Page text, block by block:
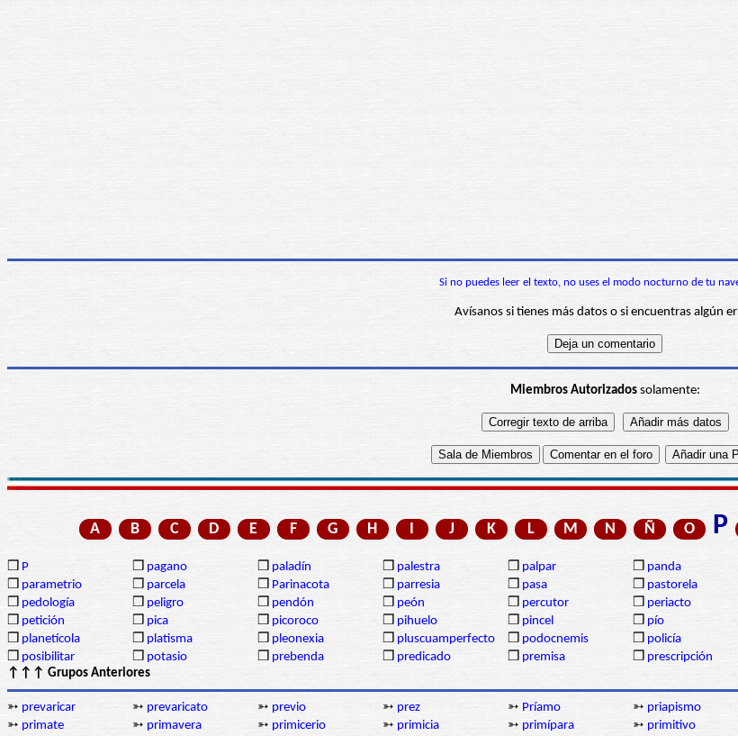
Si no puedes leer el texto, no uses el modo nocturno de tu
Avísanos si tienes más datos o si encuentras algún
Miembros Autorizadossolamente:
A B C D E F G H I J K L M N Ñ O P
❒ P ❒ pagano ❒ paladín ❒ palestra ❒ palpar ❒ panda
❒ parametrio ❒ parcela ❒ Parinacota ❒ parresia ❒ pasa ❒ pastorela
❒ pedología ❒ peligro ❒ pendón ❒ peón ❒ percutor ❒ periacto
❒ petición ❒ pica ❒ picoroco ❒ pihuelo ❒ pincel ❒ pío
❒ planetícola ❒ platisma ❒ pleonexia ❒ pluscuamperfecto ❒ podocnemis ❒ policía
❒ posibilitar ❒ potasio ❒ prebenda ❒ predicado ❒ premisa ❒ prescripción
↑↑↑ Grupos Anteriores
➳ prevaricar ➳ prevaricato ➳ previo ➳ prez ➳ Príamo ➳ priapismo
➳ primate ➳ primavera ➳ primicerio ➳ primicia ➳ primípara ➳ primitivo